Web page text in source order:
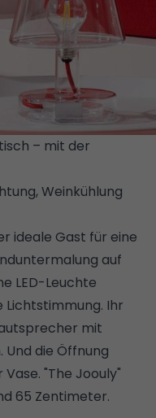
– mit der
Weinkühlung
ideale Gast für eine
auf
LED-Leuchte
Ihr
mit
die Öffnung
"The Joouly"
65 Zentimeter.